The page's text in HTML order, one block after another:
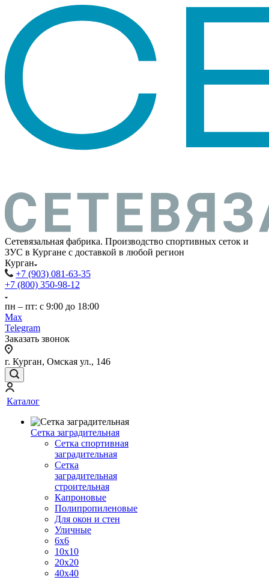
Сетевязальная фабрика. Производство спортивных сеток и
ЗУС в Кургане с доставкой в любой регион
Курган
+7 (903) 081-63-35
+7 (800) 350-98-12
пн – пт: с 9:00 до 18:00
Max
Telegram
Заказать звонок
г. Курган, Омская ул., 146
Каталог
Сетка заградительная
Сетка спортивная
заградительная
Сетка
заградительная
строительная
Капроновые
Полипропиленовые
Для окон и стен
Уличные
6х6
10х10
20х20
40х40